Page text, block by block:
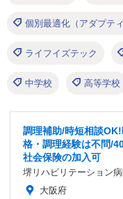
個別最適化（アダプテ
ライフイズテック
中学校 高等学校
調理補助/時短相談
格・調理経験は不問/
社会保険の加入可
堺リハビリテーション
大阪府